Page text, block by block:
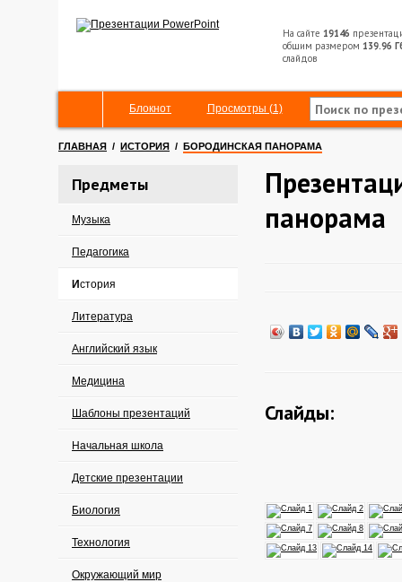
На сайте 19146
общим размером 139.96
слайдов
Блокнот Просмотры (1)
ГЛАВНАЯ / ИСТОРИЯ / БОРОДИНСКАЯ ПАНОРАМА
Предметы
Музыка
Педагогика
История
Литература
Английский язык
Медицина
Шаблоны презентаций
Начальная школа
Детские презентации
Биология
Технология
Окружающий мир
панорама
Слайды: